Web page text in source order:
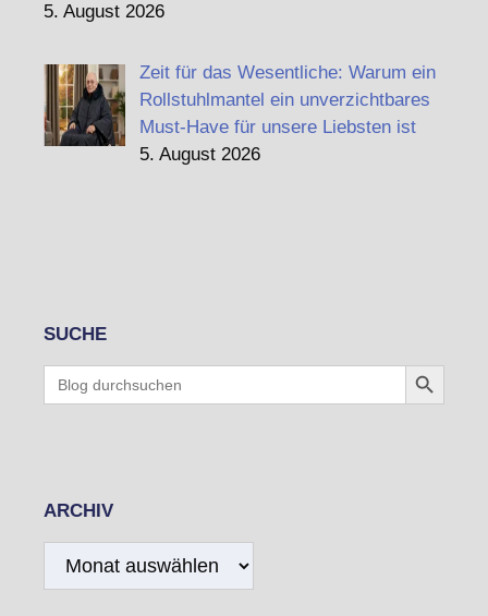
5. August 2026
Zeit für das Wesentliche: Warum ein
Rollstuhlmantel ein unverzichtbares
Must-Have für unsere Liebsten ist
5. August 2026
SUCHE
Search
for:
Search Button
ARCHIV
Archiv